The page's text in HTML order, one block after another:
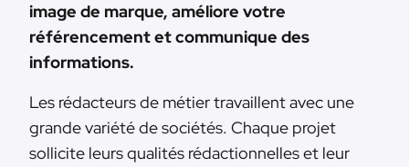
image de marque, améliore votre
référencement et communique des
informations.
Les rédacteurs de métier travaillent avec une
grande variété de sociétés. Chaque projet
sollicite leurs qualités rédactionnelles et leur